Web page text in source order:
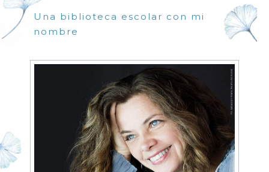
Una biblioteca escolar con mi
nombre